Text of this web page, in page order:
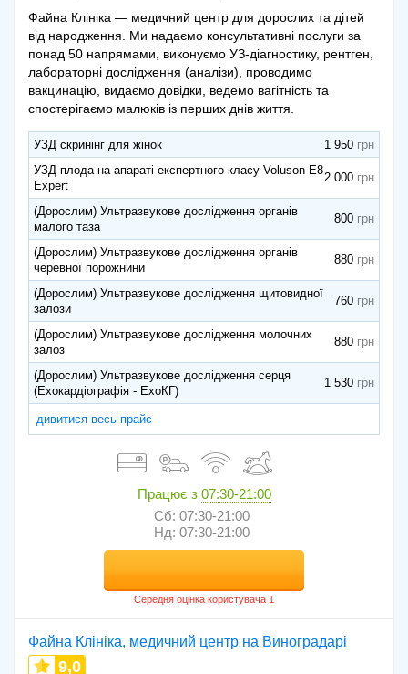
Файна Клініка — медичний центр для дорослих та дітей
від народження. Ми надаємо консультативні послуги за
понад 50 напрямами, виконуємо УЗ-діагностику, рентген,
лабораторні дослідження (аналізи), проводимо
вакцинацію, видаємо довідки, ведемо вагітність та
спостерігаємо малюків із перших днів життя.
УЗД скринінг для жінок
1 950
УЗД плода на апараті експертного класу Voluson E8
Expert
2 000
(Дорослим) Ультразвукове дослідження органів
малого таза
800
(Дорослим) Ультразвукове дослідження органів
черевної порожнини
880
(Дорослим) Ультразвукове дослідження щитовидної
залози
760
(Дорослим) Ультразвукове дослідження молочних
залоз
880
(Дорослим) Ультразвукове дослідження серця
(Ехокардіографія - ЕхоКГ)
1 530
дивитися весь прайс
Працює з 07:30-21:00
Сб: 07:30-21:00
Нд: 07:30-21:00
Файна Клініка, медичний центр на Виноградарі
9,0